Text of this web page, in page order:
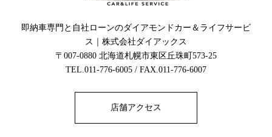
即納車専門と自社ローンのダイアモンドカー＆ライフサービ
ス｜株式会社ダイアックス
〒007-0880 北海道札幌市東区丘珠町573-25
TEL.011-776-6005 / FAX.011-776-6007
店舗アクセス